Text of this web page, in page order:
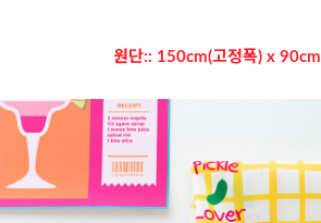
원단:: 150cm(고정폭) x